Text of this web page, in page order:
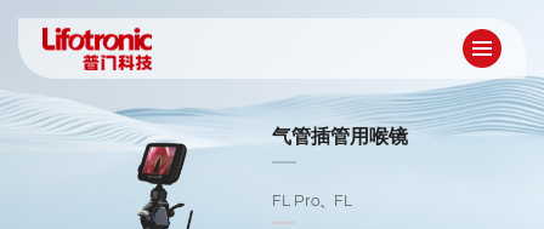
气管插管用喉镜
FL Pro、FL